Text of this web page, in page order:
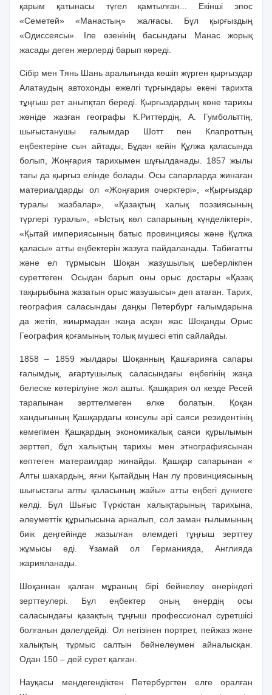
қарым қатынасы түгел қамтылған... Екінші эпос
«Семетей» «Манастың» жалғасы. Бұл қырғыздың
«Одиссеясы». Іле өзенінің басындағы Манас жорық
жасады деген жерлерді барып көреді.
Сібір мен Тянь Шань аралығында көшіп жүрген қырғыздар
Алатаудың автохонды ежелгі тұрғындары екені тарихта
тұңғыш рет аныпқтап береді. Қырғыздардың көне тарихы
жөніде жазған географы К.Риттердің, А. Гумбольттің,
шығыстанушы ғалымдар Шотт пен Клапроттың
еңбектеріне сын айтады, Бұдан кейін Құлжа қаласында
болып, Жоңғария тарихымен шұғылданады. 1857 жылы
тағы да қырғыз елінде болады. Осы сапарларда жинаған
материалдарды ол «Жоңғария очерктері», «Қырғыздар
туралы жазбалар», «Қазақтың халық поэзиясының
түрлері туралы», «Ыстық көл сапарының күнделіктері»,
«Қытай империясының батыс провинциясы және Құлжа
қаласы» атты еңбектерін жазуға пайдаланады. Табиғатты
және ел тұрмысын Шоқан жазушылық шеберлікпен
суреттеген. Осыдан барып оны орыс достары «Қазақ
тақырыбына жазатын орыс жазушысы» деп атаған. Тарих,
география саласындаы даңқы Петербург ғалымдарына
да жетіп, жиырмадан жаңа асқан жас Шоқанды Орыс
География қоғамының толық мүшесі етіп сайлайды.
1858 – 1859 жылдары Шоқанның Қашғарияға сапары
ғалымдық, ағартушылық саласындағы еңбегінің жаңа
белеске көтерілуіне жол ашты. Қашқария ол кезде Ресей
тарапынан зерттелмеген өлке болатын. Қоқан
хандығының Қашқардағы консулы әрі саяси резидентінің
көмегімен Қашқардың экономикалық саяси құрылымын
зерттеп, бұл халықтың тарихы мен этнографиясынан
көптеген матераилдар жинайды. Қашқар сапарынан «
Алты шахардың, яғни Қытайдың Нан лу провинциясының
шығыстағы алты қаласының жайы» атты еңбегі дүниеге
келді. Бұл Шығыс Түркістан халықтарының тарихына,
әлеуметтік құрылысына арналып, сол заман ғылымының
биік деңгейінде жазылған әлемдегі тұңғыш зерттеу
жұмысы еді. Ұзамай ол Германияда, Англияда
жарияланады.
Шоқаннан қалған мұраның бірі бейнелеу өнеріндегі
зерттеулері. Бұл еңбектер оның өнердің осы
саласындағы қазақтың тұңғыш профессионал суретшісі
болғанын дәлелдейді. Ол негізінен портрет, пейжаз және
халықтың тұрмыс салтын бейнелеумен айналысқан.
Одан 150 – дей сурет қалған.
Науқасы меңдегендіктен Петербургтен елге оралған